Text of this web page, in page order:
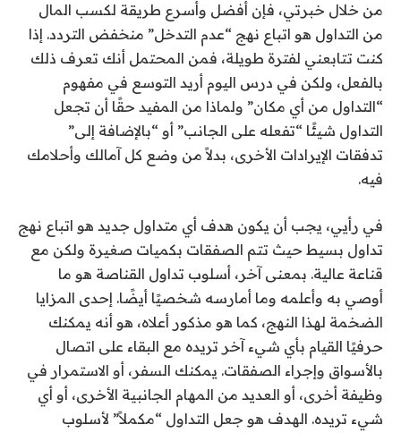
من خلال خبرتي، فإن أفضل وأسرع طريقة لكسب المال
من التداول هو اتباع نهج “عدم التدخل” منخفض التردد. إذا
كنت تتابعني لفترة طويلة، فمن المحتمل أنك تعرف ذلك
بالفعل، ولكن في درس اليوم أريد التوسع في مفهوم
“التداول من أي مكان” ولماذا من المفيد حقًا أن تجعل
التداول شيئًا “تفعله على الجانب” أو “بالإضافة إلى”
تدفقات الإيرادات الأخرى، بدلاً من وضع كل آمالك وأحلامك
فيه.
في رأيي، يجب أن يكون هدف أي متداول جديد هو اتباع نهج
تداول بسيط حيث تتم الصفقات بكميات صغيرة ولكن مع
قناعة عالية. بمعنى آخر، أسلوب تداول القناصة هو ما
أوصي به وأعلمه وما أمارسه شخصيًا أيضًا. إحدى المزايا
الضخمة لهذا النهج، كما هو مذكور أعلاه، هو أنه يمكنك
حرفيًا القيام بأي شيء آخر تريده مع البقاء على اتصال
بالأسواق وإجراء الصفقات. يمكنك السفر، أو الاستمرار في
وظيفة أخرى، أو العديد من المهام الجانبية الأخرى، أو أي
شيء تريده. الهدف هو جعل التداول “مكملاً” لأسلوب